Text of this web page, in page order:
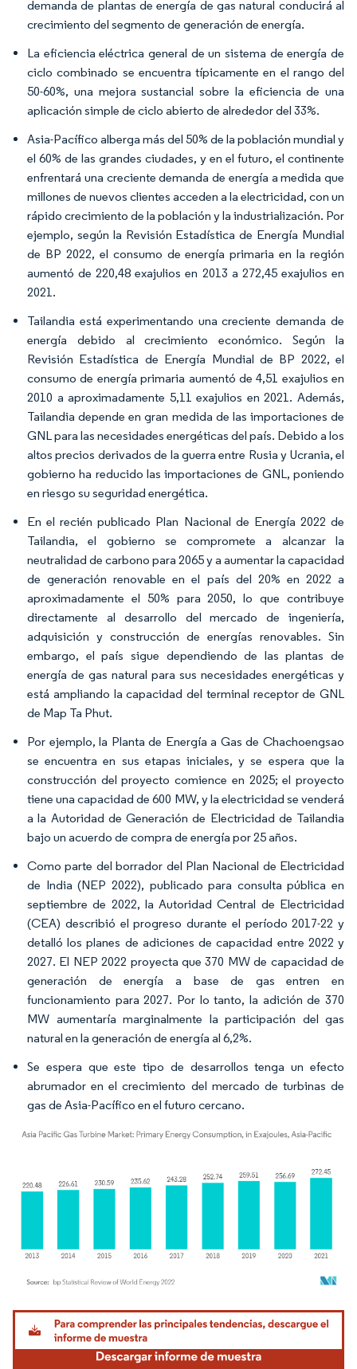
demanda de plantas de energía de gas natural conducirá al
crecimiento del segmento de generación de energía.
La eficiencia eléctrica general de un sistema de energía de
ciclo combinado se encuentra típicamente en el rango del
50-60%, una mejora sustancial sobre la eficiencia de una
aplicación simple de ciclo abierto de alrededor del 33%.
Asia-Pacífico alberga más del 50% de la población mundial y
el 60% de las grandes ciudades, y en el futuro, el continente
enfrentará una creciente demanda de energía a medida que
millones de nuevos clientes acceden a la electricidad, con un
rápido crecimiento de la población y la industrialización. Por
ejemplo, según la Revisión Estadística de Energía Mundial
de BP 2022, el consumo de energía primaria en la región
aumentó de 220,48 exajulios en 2013 a 272,45 exajulios en
2021.
Tailandia está experimentando una creciente demanda de
energía debido al crecimiento económico. Según la
Revisión Estadística de Energía Mundial de BP 2022, el
consumo de energía primaria aumentó de 4,51 exajulios en
2010 a aproximadamente 5,11 exajulios en 2021. Además,
Tailandia depende en gran medida de las importaciones de
GNL para las necesidades energéticas del país. Debido a los
altos precios derivados de la guerra entre Rusia y Ucrania, el
gobierno ha reducido las importaciones de GNL, poniendo
en riesgo su seguridad energética.
En el recién publicado Plan Nacional de Energía 2022 de
Tailandia, el gobierno se compromete a alcanzar la
neutralidad de carbono para 2065 y a aumentar la capacidad
de generación renovable en el país del 20% en 2022 a
aproximadamente el 50% para 2050, lo que contribuye
directamente al desarrollo del mercado de ingeniería,
adquisición y construcción de energías renovables. Sin
embargo, el país sigue dependiendo de las plantas de
energía de gas natural para sus necesidades energéticas y
está ampliando la capacidad del terminal receptor de GNL
de Map Ta Phut.
Por ejemplo, la Planta de Energía a Gas de Chachoengsao
se encuentra en sus etapas iniciales, y se espera que la
construcción del proyecto comience en 2025; el proyecto
tiene una capacidad de 600 MW, y la electricidad se venderá
a la Autoridad de Generación de Electricidad de Tailandia
bajo un acuerdo de compra de energía por 25 años.
Como parte del borrador del Plan Nacional de Electricidad
de India (NEP 2022), publicado para consulta pública en
septiembre de 2022, la Autoridad Central de Electricidad
(CEA) describió el progreso durante el período 2017-22 y
detalló los planes de adiciones de capacidad entre 2022 y
2027. El NEP 2022 proyecta que 370 MW de capacidad de
generación de energía a base de gas entren en
funcionamiento para 2027. Por lo tanto, la adición de 370
MW aumentaría marginalmente la participación del gas
natural en la generación de energía al 6,2%.
Se espera que este tipo de desarrollos tenga un efecto
abrumador en el crecimiento del mercado de turbinas de
gas de Asia-Pacífico en el futuro cercano.
Imagen © Mordor Intelligence. El uso requiere atribución según CC BY 4.0.